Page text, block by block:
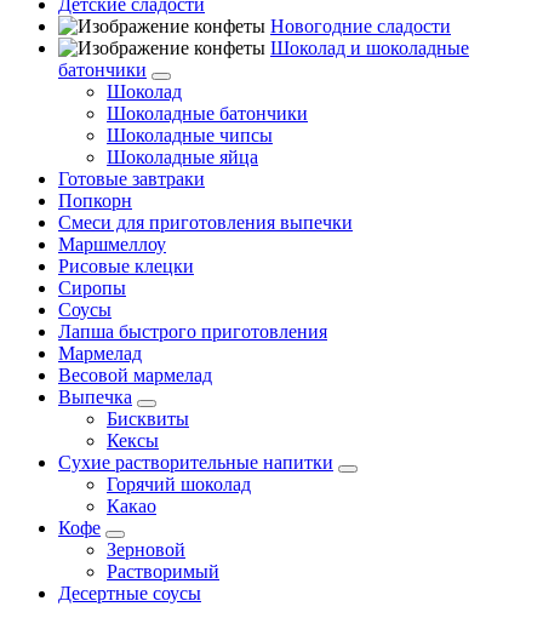
Детские сладости
Новогодние сладости
Шоколад и шоколадные
батончики
Шоколад
Шоколадные батончики
Шоколадные чипсы
Шоколадные яйца
Готовые завтраки
Попкорн
Смеси для приготовления выпечки
Маршмеллоу
Рисовые клецки
Сиропы
Соусы
Лапша быстрого приготовления
Мармелад
Весовой мармелад
Выпечка
Бисквиты
Кексы
Сухие растворительные напитки
Горячий шоколад
Какао
Кофе
Зерновой
Растворимый
Десертные соусы